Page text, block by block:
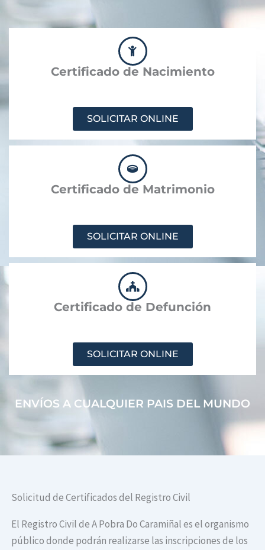
Certificado de Nacimiento
SOLICITAR ONLINE
Certificado de Matrimonio
SOLICITAR ONLINE
Certificado de Defunción
SOLICITAR ONLINE
ENVÍOS A CUALQUIER PAIS DEL MUNDO
Solicitud de Certificados del Registro Civil
El Registro Civil de A Pobra Do Caramiñal es el organismo
público donde podrán realizarse las inscripciones de los